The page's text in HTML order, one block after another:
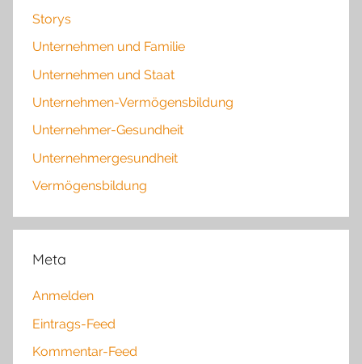
Storys
Unternehmen und Familie
Unternehmen und Staat
Unternehmen-Vermögensbildung
Unternehmer-Gesundheit
Unternehmergesundheit
Vermögensbildung
Meta
Anmelden
Eintrags-Feed
Kommentar-Feed